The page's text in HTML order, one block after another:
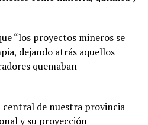
“los proyectos mineros se
dejando atrás aquellos
quemaban
de nuestra provincia
y su proyección